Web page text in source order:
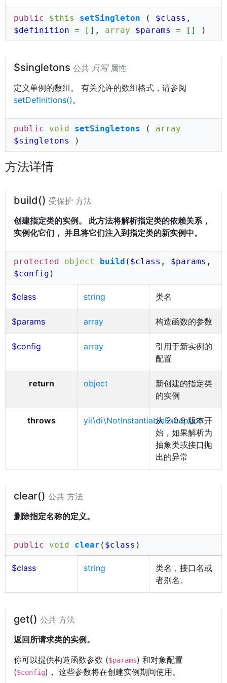
public $this setSingleton ( $class ,
$definition = [] , array $params = [] )
$singletons 公共 只写属性
定义单例的数组。 有关允许的数组格式，请参阅
setDefinitions()。
public void setSingletons ( array
$singletons
)
方法详情
build() 受保护 方法
创建指定类的实例。 此方法将解析指定类的依赖关系，
实例化它们， 并且将它们注入到指定类的新实例中。
protected object build ( $class , $params ,
$config )
$class string 类名
$params array 构造函数的参数
$config array
引用于新实例的
配置
return object
新创建的指定类
的实例
throws yii\di\NotInstantiableException
从 2.0.9 版本开
始，如果解析为
抽象类或接口抛
出的异常
clear() 公共 方法
删除指定名称的定义。
public void clear ( $class )
$class string
类名，接口名或
者别名。
get() 公共 方法
返回所请求类的实例。
你可以提供构造函数参数 ($params) 和对象配置
($config)， 这些参数将在创建实例期间使用。